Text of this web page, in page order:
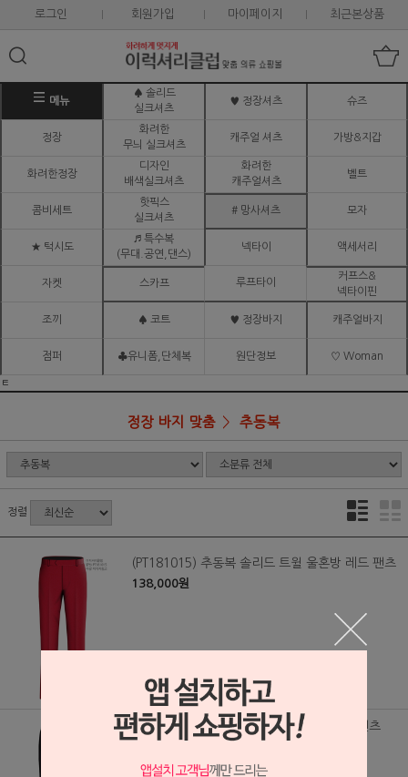
로그인 회원가입 마이페이지 최근본상품
메뉴
♠ 솔리드
실크셔츠
♥ 정장셔츠 슈즈
정장
화려한
무늬 실크셔츠
캐주얼 셔츠 가방&지갑
화려한정장
디자인
배색실크셔츠
화려한
캐주얼셔츠
벨트
콤비세트
핫픽스
실크셔츠
# 망사셔츠 모자
★ 턱시도
♬ 특수복
(무대.공연,댄스)
넥타이 액세서리
자켓 스카프 루프타이
커프스&
넥타이핀
조끼 ♠ 코트 ♥ 정장바지 캐주얼바지
점퍼 ♣유니폼,단체복 원단정보 ♡ Woman
ㅌ
정장 바지 맞춤 추동복
정렬
(PT181015) 추동복 솔리드 트윌 울혼방 레드 팬츠
138,000원
(PT180826) 추동복 울레이온 딥퍼플 수트 팬츠